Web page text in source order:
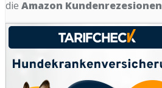
die Amazon Kundenrezesionen